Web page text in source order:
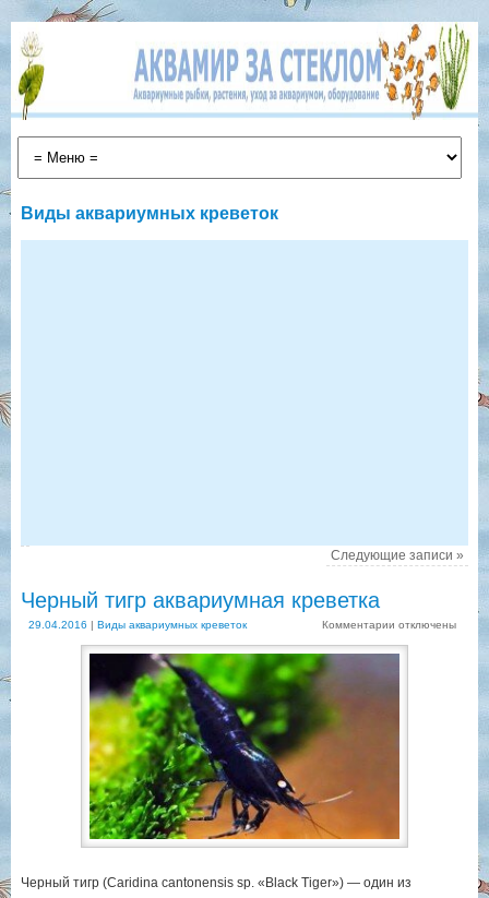
Виды аквариумных креветок
Следующие записи»
Черный тигр аквариумная креветка
29.04.2016 | Виды аквариумных креветок Комментарииотключены
Черный тигр (Caridina cantonensis sp. «Black Tiger») — один из